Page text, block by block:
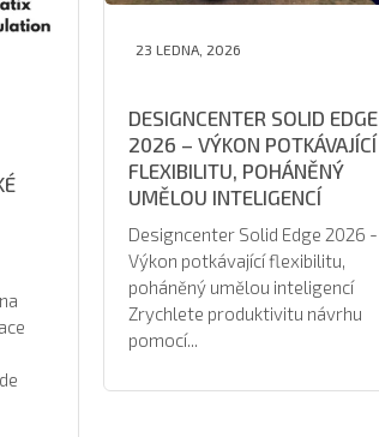
23 LEDNA, 2026
DESIGNCENTER SOLID EDGE
2026 – VÝKON POTKÁVAJÍCÍ
FLEXIBILITU, POHÁNĚNÝ
UMĚLOU INTELIGENCÍ
Designcenter Solid Edge 2026 -
Výkon potkávající flexibilitu,
poháněný umělou inteligencí
Zrychlete produktivitu návrhu
pomocí...